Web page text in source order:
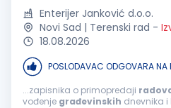
Enterijer Janković d.o.o.
Novi Sad | Terenski rad -
18.08.2026
POSLODAVAC ODGOVARA NA
...zapisnika o primopredaji
vođenje građevinskih dnevnika